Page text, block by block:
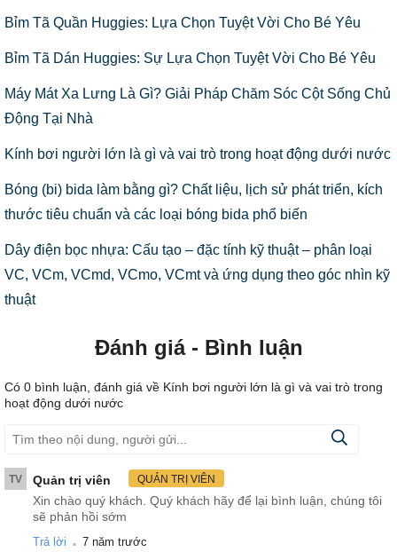
Bỉm Tã Quần Huggies: Lựa Chọn Tuyệt Vời Cho Bé Yêu
Bỉm Tã Dán Huggies: Sự Lựa Chọn Tuyệt Vời Cho Bé Yêu
Máy Mát Xa Lưng Là Gì? Giải Pháp Chăm Sóc Cột Sống Chủ
Động Tại Nhà
Kính bơi người lớn là gì và vai trò trong hoạt động dưới nước
Bóng (bi) bida làm bằng gì? Chất liệu, lịch sử phát triển, kích
thước tiêu chuẩn và các loại bóng bida phổ biến
Dây điện bọc nhựa: Cấu tạo – đặc tính kỹ thuật – phân loại
VC, VCm, VCmd, VCmo, VCmt và ứng dụng theo góc nhìn kỹ
thuật
Đánh giá - Bình luận
Có 0 bình luận, đánh giá về Kính bơi người lớn là gì và vai trò trong
hoạt động dưới nước
TV Quản trị viên QUẢN TRỊ VIÊN
Xin chào quý khách. Quý khách hãy để lại bình luận, chúng tôi
sẽ phản hồi sớm
Trả lời . 7 năm trước